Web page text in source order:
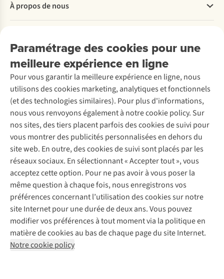
Paramétrage des cookies pour une
meilleure expérience en ligne
Pour vous garantir la meilleure expérience en ligne, nous
utilisons des cookies marketing, analytiques et fonctionnels
(et des technologies similaires). Pour plus d'informations,
nous vous renvoyons également à notre cookie policy. Sur
nos sites, des tiers placent parfois des cookies de suivi pour
vous montrer des publicités personnalisées en dehors du
site web. En outre, des cookies de suivi sont placés par les
réseaux sociaux. En sélectionnant « Accepter tout », vous
acceptez cette option. Pour ne pas avoir à vous poser la
même question à chaque fois, nous enregistrons vos
préférences concernant l’utilisation des cookies sur notre
site Internet pour une durée de deux ans. Vous pouvez
modifier vos préférences à tout moment via la politique en
matière de cookies au bas de chaque page du site Internet.
Notre cookie policy
Commander
Payer
Retourner
Rétractation d'une commande
Entretien & réparations
Garantie
Contactez-nous
À propos de nous
Entreprise responsable
À propos d’Ayacucho
Nos magasins
À propos d’A.S.Adventure
Déclaration d'accessibilité
Location / Location sports d’hiver
Seconde-main
Entretien de ski
Service de lavage
Entretien de chaussures
Réparation de chaussures
Réparation de vêtements
Retouches
Pour les entreprises
Découvrez
A.S.Magazine
Explore Camp
Expertise & conseils
Abonnez-vous à la newsletter
Suivez-nous
Mentions légales
Politique de confidentialité
Conditions générales
Cookie Policy